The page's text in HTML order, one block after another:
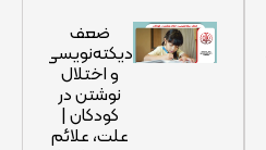
ضعف
دیکته‌نویسی
و اختلال
نوشتن در
کودکان |
علت، علائم